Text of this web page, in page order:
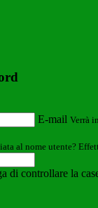
E-mail Verrà
al nome utente?
di controllare la